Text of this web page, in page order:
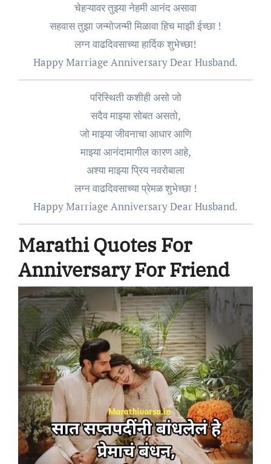
चेहऱ्यावर तुझ्या नेहमी आनंद असावा
सहवास तुझा जन्मोजन्मी मिळावा हिच माझी ईच्छा !
लग्न वाढदिवसाच्या हार्दिक शुभेच्छा!
Happy Marriage Anniversary Dear Husband.
परिस्थिती कशीही असो जो
सदैव माझ्या सोबत असतो,
जो माझ्या जीवनाचा आधार आणि
माझ्या आनंदामागील कारण आहे,
अश्या माझ्या प्रिय नवरोबाला
लग्न वाढदिवसाच्या प्रेमळ शुभेच्छा !
Happy Marriage Anniversary Dear Husband.
Marathi Quotes For
Anniversary For Friend